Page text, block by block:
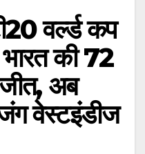
वर्ल्ड कप
की 72
अब
वेस्टइंडीज